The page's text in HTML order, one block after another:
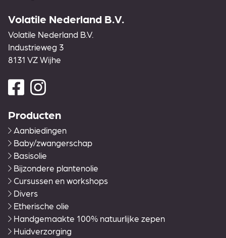
Volatile Nederland B.V.
Volatile Nederland B.V.
Industrieweg 3
8131 VZ Wijhe
Producten
Aanbiedingen
Baby/zwangerschap
Basisolie
Bijzondere plantenolie
Cursussen en workshops
Divers
Etherische olie
Handgemaakte 100% natuurlijke zepen
Huidverzorging